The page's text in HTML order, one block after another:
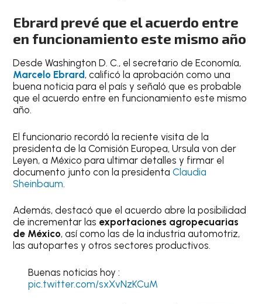
Ebrard prevé que el acuerdo entre
en funcionamiento este mismo año
Desde Washington D. C., el secretario de Economía,
Marcelo Ebrard , calificó la aprobación como una
buena noticia para el país y señaló que es probable
que el acuerdo entre en funcionamiento este mismo
año.
El funcionario recordó la reciente visita de la
presidenta de la Comisión Europea, Ursula von der
Leyen, a México para ultimar detalles y firmar el
documento junto con la presidentaClaudia
Sheinbaum.
Además, destacó que el acuerdo abre la posibilidad
de incrementar las exportaciones agropecuarias
de México, así como las de la industria automotriz,
las autopartes y otros sectores productivos.
Buenas noticias hoy :
pic.twitter.com/sxXvNzKCuM